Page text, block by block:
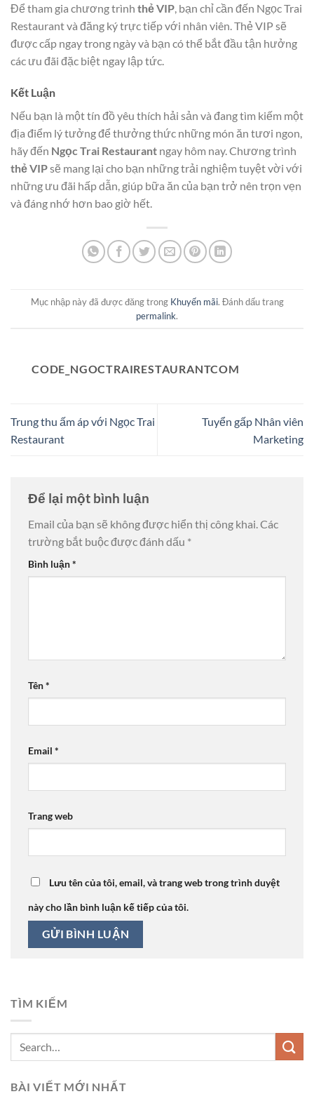
Để tham gia chương trình thẻ VIP , bạn chỉ cần đến Ngọc Trai
Restaurant và đăng ký trực tiếp với nhân viên. Thẻ VIP sẽ
được cấp ngay trong ngày và bạn có thể bắt đầu tận hưởng
các ưu đãi đặc biệt ngay lập tức.
Kết Luận
Nếu bạn là một tín đồ yêu thích hải sản và đang tìm kiếm một
địa điểm lý tưởng để thưởng thức những món ăn tươi ngon,
hãy đến Ngọc Trai Restaurant ngay hôm nay. Chương trình
thẻ VIPsẽ mang lại cho bạn những trải nghiệm tuyệt vời với
những ưu đãi hấp dẫn, giúp bữa ăn của bạn trở nên trọn vẹn
và đáng nhớ hơn bao giờ hết.
Mục nhập này đã được đăng trong Khuyến mãi. Đánh dấu trang
permalink.
CODE_NGOCTRAIRESTAURANTCOM
Trung thu ấm áp với Ngọc Trai
Restaurant
Tuyển gấp Nhân viên
Marketing
Để lại một bình luận
Email của bạn sẽ không được hiển thị công khai.Các
trường bắt buộc được đánh dấu *
Bình luận*
Tên*
Email *
Trang web
Lưu tên của tôi, email, và trang web trong trình duyệt
này cho lần bình luận kế tiếp của tôi.
TÌM KIẾM
BÀI VIẾT MỚI NHẤT